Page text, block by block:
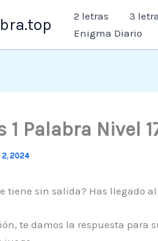
2 letras 3
Enigma Diario
1 Palabra Nivel
2, 2024
tiene sin salida? Has llegado
te damos la respuesta para